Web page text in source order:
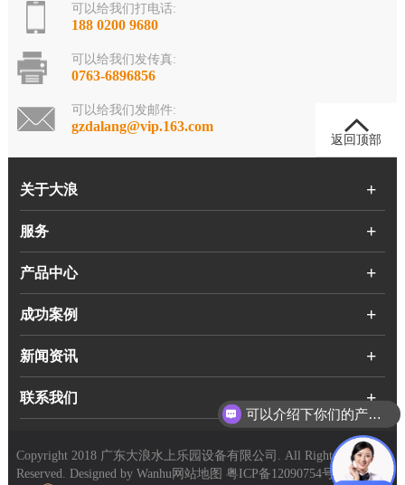
返回顶部
可以给我们打电话:
188 0200 9680
可以给我们发传真:
0763-6896856
可以给我们发邮件:
gzdalang@vip.163.com
关于大浪
服务
产品中心
成功案例
新闻资讯
联系我们
Copyright 2018 广东大浪水上乐园设备有限公司. All Rights
Reserved. Designed by Wanhu 网站地图 粤ICP备12090754号
可以介绍下你们的产品么？
你们是怎么收费的呢？